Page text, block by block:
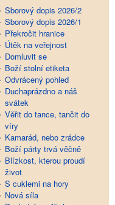
Sborový dopis 2026/2
Sborový dopis 2026/1
Překročit hranice
Útěk na veřejnost
Domluvit se
Boží stolní etiketa
Odvrácený pohled
Duchaprázdno a náš
svátek
Věřit do tance, tančit do
víry
Kamarád, nebo zrádce
Boží párty trvá věčně
Blízkost, kterou proudí
život
S cuklemi na hory
Nová síla